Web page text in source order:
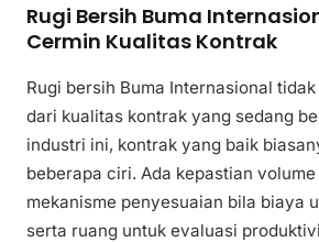
Rugi Bersih Buma
Cermin Kualitas Kontrak
Rugi bersih Buma Internasional
dari kualitas kontrak yang sedang
industri ini, kontrak yang baik
beberapa ciri. Ada kepastian
mekanisme penyesuaian bila biaya
serta ruang untuk evaluasi